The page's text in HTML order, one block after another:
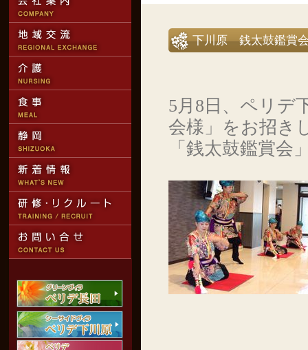
下川原 銭太鼓鑑賞
5月8日、ペリデ
会様」をお招き
「銭太鼓鑑賞会